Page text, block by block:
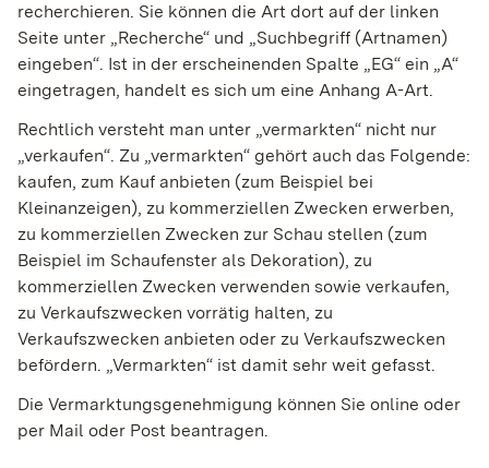
recherchieren. Sie können die Art dort auf der linken
Seite unter „Recherche“ und „Suchbegriff (Artnamen)
eingeben“. Ist in der erscheinenden Spalte „EG“ ein „A“
eingetragen, handelt es sich um eine Anhang A-Art.
Rechtlich versteht man unter „vermarkten“ nicht nur
„verkaufen“. Zu „vermarkten“ gehört auch das Folgende:
kaufen, zum Kauf anbieten (zum Beispiel bei
Kleinanzeigen), zu kommerziellen Zwecken erwerben,
zu kommerziellen Zwecken zur Schau stellen (zum
Beispiel im Schaufenster als Dekoration), zu
kommerziellen Zwecken verwenden sowie verkaufen,
zu Verkaufszwecken vorrätig halten, zu
Verkaufszwecken anbieten oder zu Verkaufszwecken
befördern. „Vermarkten“ ist damit sehr weit gefasst.
Die Vermarktungsgenehmigung können Sie online oder
per Mail oder Post beantragen.